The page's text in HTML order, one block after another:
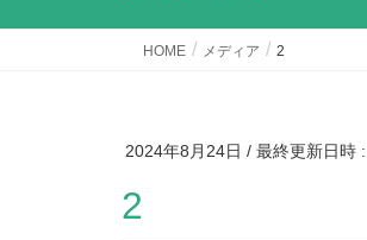
HOME メディア 2
2024年8月24日 / 最終更新日時 :
2